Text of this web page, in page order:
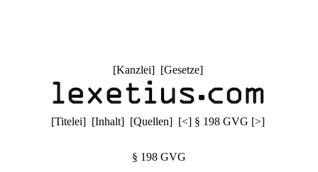
[Kanzlei] [Gesetze]
[Titelei] [Inhalt] [Quellen] [<] § 198 GVG [>]
§ 198 GVG